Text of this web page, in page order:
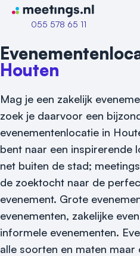
Naar home van Meetings
055 578 65 11
Vraag locatie aan
Locatiegids
Meld locatie aan
Houten
Mag je een zakelijk
zoek je daarvoor een
evenementenlocatie in
bent naar een inspirerende
net buiten de stad;
de zoektocht naar de
evenement. Grote
evenementen, zakelijke
informele evenementen.
alle soorten en maten maar